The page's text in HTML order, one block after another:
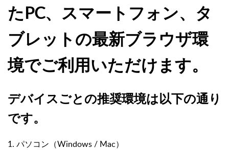
たPC、スマートフォン、タ
ブレットの最新ブラウザ環
境でご利用いただけます。
デバイスごとの推奨環境は以下の通り
です。
1. パソコン（Windows / Mac）